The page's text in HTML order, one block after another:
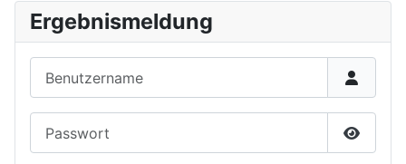
Ergebnismeldung